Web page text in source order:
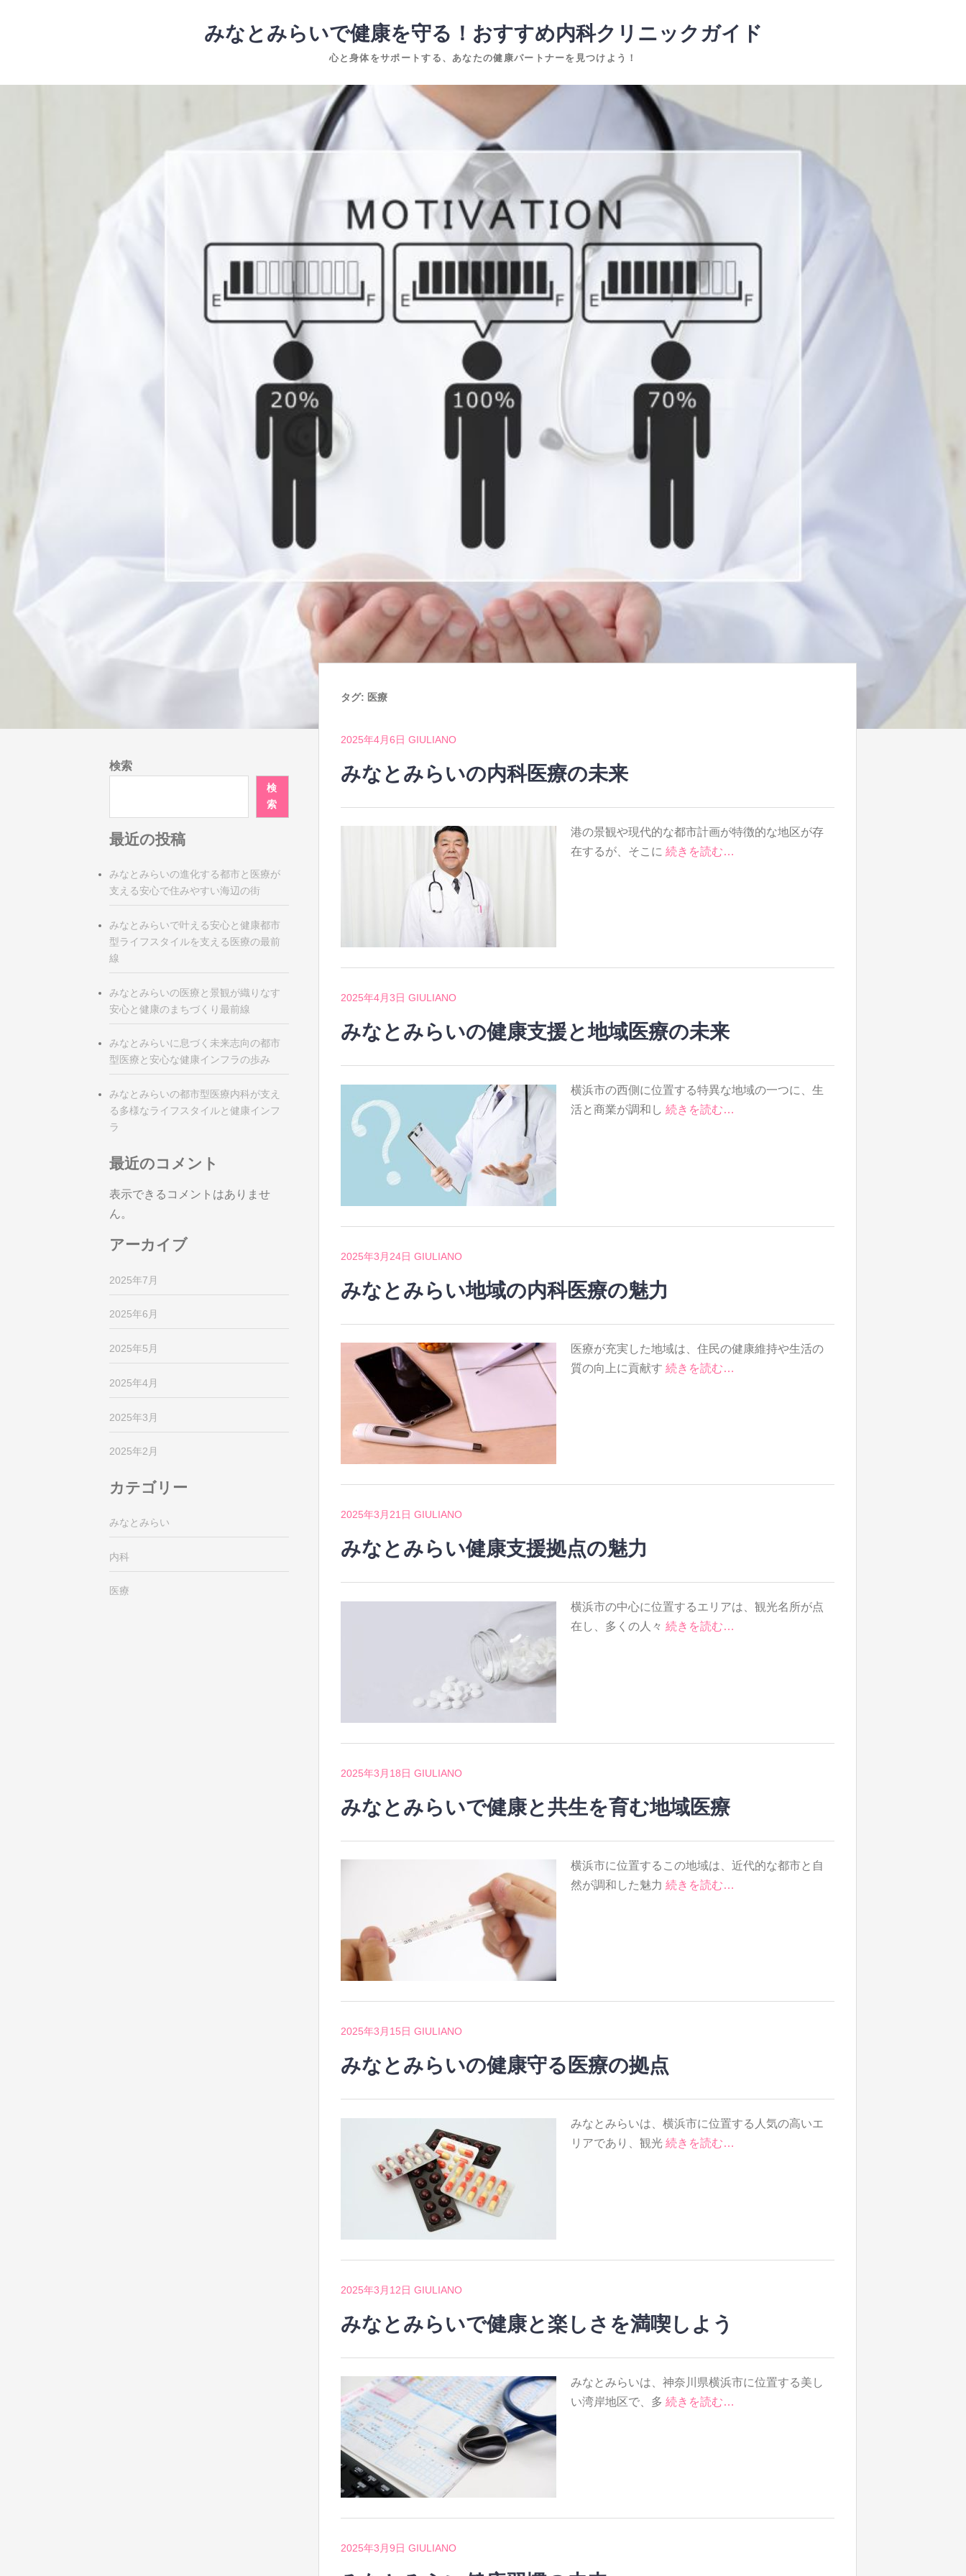
ツ
みなとみらいで健康を守る！おすすめ内科クリニックガイド
心と身体をサポートする、あなたの健康パートナーを見つけよう！
ス
タグ: 医療
2025年4月6日 GIULIANO
みなとみらいの内科医療の未来
港の景観や現代的な都市計画が特徴的な地区が存
在するが、そこに続きを読む…
2025年4月3日 GIULIANO
みなとみらいの健康支援と地域医療の未来
横浜市の西側に位置する特異な地域の一つに、生
活と商業が調和し続きを読む…
2025年3月24日 GIULIANO
みなとみらい地域の内科医療の魅力
医療が充実した地域は、住民の健康維持や生活の
質の向上に貢献す続きを読む…
2025年3月21日 GIULIANO
みなとみらい健康支援拠点の魅力
横浜市の中心に位置するエリアは、観光名所が点
在し、多くの人々続きを読む…
2025年3月18日 GIULIANO
みなとみらいで健康と共生を育む地域医療
横浜市に位置するこの地域は、近代的な都市と自
然が調和した魅力続きを読む…
2025年3月15日 GIULIANO
みなとみらいの健康守る医療の拠点
みなとみらいは、横浜市に位置する人気の高いエ
リアであり、観光続きを読む…
2025年3月12日 GIULIANO
みなとみらいで健康と楽しさを満喫しよう
みなとみらいは、神奈川県横浜市に位置する美し
い湾岸地区で、多続きを読む…
2025年3月9日 GIULIANO
検索
検
索
最近の投稿
みなとみらいの進化する都市と医療が
支える安心で住みやすい海辺の街
みなとみらいで叶える安心と健康都市
型ライフスタイルを支える医療の最前
線
みなとみらいの医療と景観が織りなす
安心と健康のまちづくり最前線
みなとみらいに息づく未来志向の都市
型医療と安心な健康インフラの歩み
みなとみらいの都市型医療内科が支え
る多様なライフスタイルと健康インフ
ラ
最近のコメント
表示できるコメントはありませ
ん。
アーカイブ
2025年7月
2025年6月
2025年5月
2025年4月
2025年3月
2025年2月
カテゴリー
みなとみらい
内科
医療